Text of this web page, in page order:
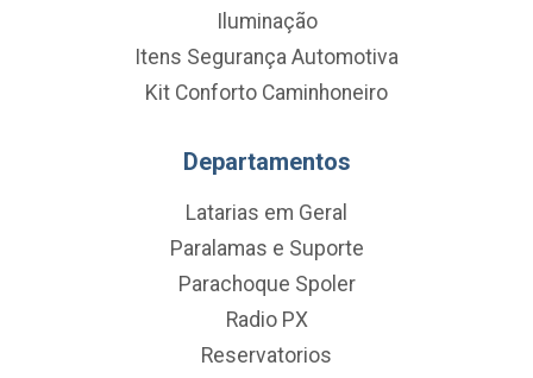
Iluminação
Itens Segurança Automotiva
Kit Conforto Caminhoneiro
Departamentos
Latarias em Geral
Paralamas e Suporte
Parachoque Spoler
Radio PX
Reservatorios